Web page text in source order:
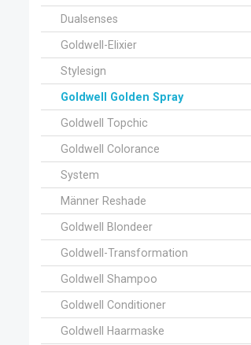
Dualsenses
Goldwell-Elixier
Stylesign
Goldwell Golden Spray
Goldwell Topchic
Goldwell Colorance
System
Männer Reshade
Goldwell Blondeer
Goldwell-Transformation
Goldwell Shampoo
Goldwell Conditioner
Goldwell Haarmaske